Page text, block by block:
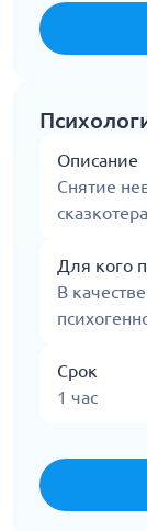
Описание
Снятие
Для кого
В
Срок
1 час